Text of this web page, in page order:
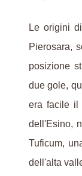
Le origini di
Pierosara,
posizione
due gole,
era facile il
dell'Esino,
Tuficum,
dell'alta